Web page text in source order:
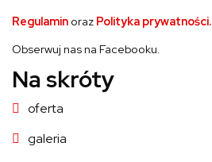
Regulamin oraz Polityka prywatności.
Obserwuj nas na Facebooku.
Na skróty
oferta
galeria